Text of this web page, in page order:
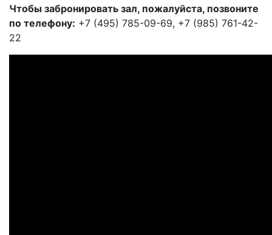
Чтобы забронировать зал, пожалуйста, позвоните
по телефону: +7 (495) 785-09-69, +7 (985) 761-42-
22